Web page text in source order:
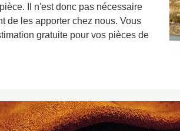
Il n'est donc pas nécessaire
de les apporter chez nous. Vous
gratuite pour vos pièces de